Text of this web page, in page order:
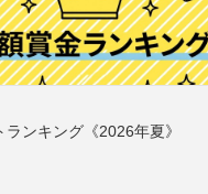
ンキング《2026年夏》